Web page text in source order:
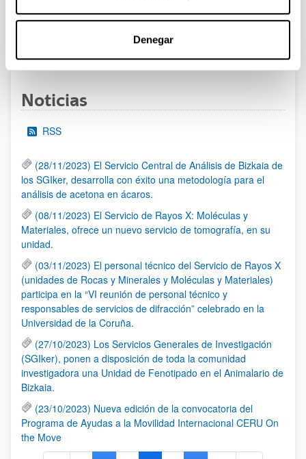
Denegar
Páginas intermedias Use
Noticias
RSS
(28/11/2023) El Servicio Central de Análisis de Bizkaia de
los SGIker, desarrolla con éxito una metodología para el
análisis de acetona en ácaros.
(08/11/2023) El Servicio de Rayos X: Moléculas y
Materiales, ofrece un nuevo servicio de tomografía, en su
unidad.
(03/11/2023) El personal técnico del Servicio de Rayos X
(unidades de Rocas y Minerales y Moléculas y Materiales)
participa en la “VI reunión de personal técnico y
responsables de servicios de difracción” celebrado en la
Universidad de la Coruña.
(27/10/2023) Los Servicios Generales de Investigación
(SGIker), ponen a disposición de toda la comunidad
investigadora una Unidad de Fenotipado en el Animalario de
Bizkaia.
(23/10/2023) Nueva edición de la convocatoria del
Programa de Ayudas a la Movilidad Internacional CERU On
the Move